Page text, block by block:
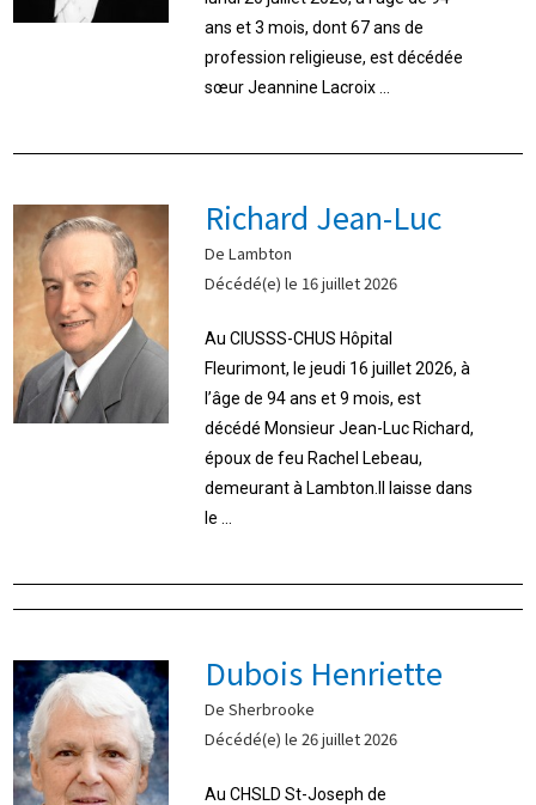
ans et 3 mois, dont 67 ans de
profession religieuse, est décédée
sœur Jeannine Lacroix ...
Richard Jean-Luc
De Lambton
Décédé(e) le 16 juillet 2026
Au CIUSSS-CHUS Hôpital
Fleurimont, le jeudi 16 juillet 2026, à
l’âge de 94 ans et 9 mois, est
décédé Monsieur Jean-Luc Richard,
époux de feu Rachel Lebeau,
demeurant à Lambton.Il laisse dans
le ...
Dubois Henriette
De Sherbrooke
Décédé(e) le 26 juillet 2026
Au CHSLD St-Joseph de